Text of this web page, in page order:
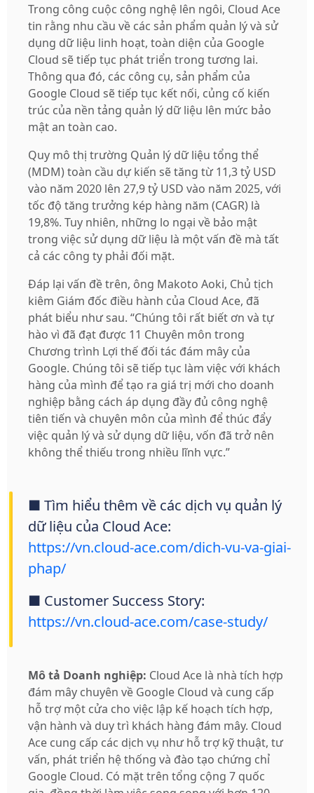
Trong công cuộc công nghệ lên ngôi, Cloud Ace
tin rằng nhu cầu về các sản phẩm quản lý và sử
dụng dữ liệu linh hoạt, toàn diện của Google
Cloud sẽ tiếp tục phát triển trong tương lai.
Thông qua đó, các công cụ, sản phẩm của
Google Cloud sẽ tiếp tục kết nối, củng cố kiến ​​
trúc của nền tảng quản lý dữ liệu lên mức bảo
mật an toàn cao.
Quy mô thị trường Quản lý dữ liệu tổng thể
(MDM) toàn cầu dự kiến ​​sẽ tăng từ 11,3 tỷ USD
vào năm 2020 lên 27,9 tỷ USD vào năm 2025, với
tốc độ tăng trưởng kép hàng năm (CAGR) là
19,8%. Tuy nhiên, những lo ngại về bảo mật
trong việc sử dụng dữ liệu là một vấn đề mà tất
cả các công ty phải đối mặt.
Đáp lại vấn đề trên, ông Makoto Aoki, Chủ tịch
kiêm Giám đốc điều hành của Cloud Ace, đã
phát biểu như sau. “Chúng tôi rất biết ơn và tự
hào vì đã đạt được 11 Chuyên môn trong
Chương trình Lợi thế đối tác đám mây của
Google. Chúng tôi sẽ tiếp tục làm việc với khách
hàng của mình để tạo ra giá trị mới cho doanh
nghiệp bằng cách áp dụng đầy đủ công nghệ
tiên tiến và chuyên môn của mình để thúc đẩy
việc quản lý và sử dụng dữ liệu, vốn đã trở nên
không thể thiếu trong nhiều lĩnh vực.”
■ Tìm hiểu thêm về các dịch vụ quản lý
dữ liệu của Cloud Ace:
https://vn.cloud-ace.com/dich-vu-va-giai-
phap/
■ Customer Success Story:
https://vn.cloud-ace.com/case-study/
Mô tả Doanh nghiệp: Cloud Ace là nhà tích hợp
đám mây chuyên về Google Cloud và cung cấp
hỗ trợ một cửa cho việc lập kế hoạch tích hợp,
vận hành và duy trì khách hàng đám mây. Cloud
Ace cung cấp các dịch vụ như hỗ trợ kỹ thuật, tư
vấn, phát triển hệ thống và đào tạo chứng chỉ
Google Cloud. Có mặt trên tổng cộng 7 quốc